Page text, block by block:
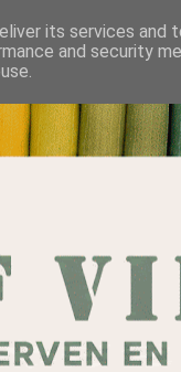
its services and
and security